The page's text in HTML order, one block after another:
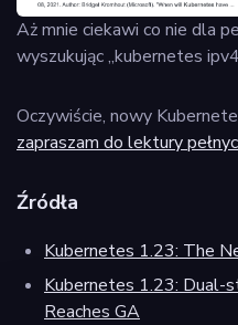
Aż mnie ciekawi co nie dla
wyszukując „kubernetes
Oczywiście, nowy
zapraszam do lektury
Źródła
Kubernetes 1.23: The
Kubernetes 1.23: Dual-
Reaches GA